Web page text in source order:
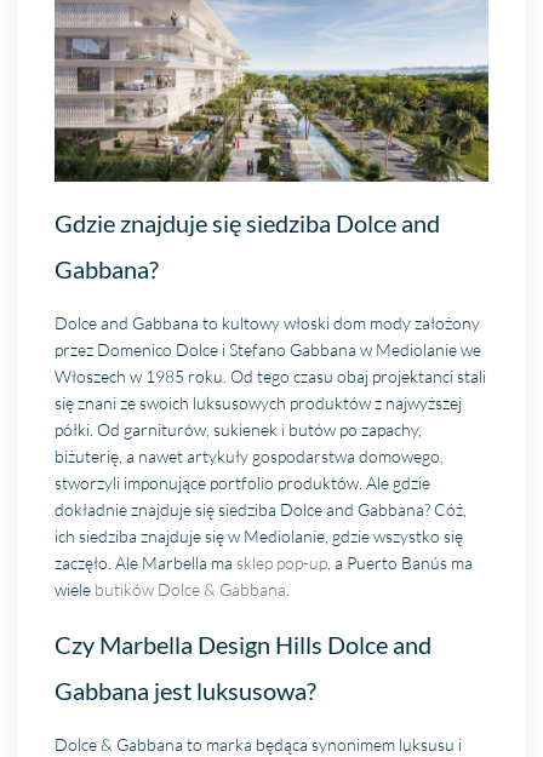
Gdzie znajduje się siedziba Dolce and
Gabbana?
Dolce and Gabbana to kultowy włoski dom mody założony
przez Domenico Dolce i Stefano Gabbana w Mediolanie we
Włoszech w 1985 roku. Od tego czasu obaj projektanci stali
się znani ze swoich luksusowych produktów z najwyższej
półki. Od garniturów, sukienek i butów po zapachy,
biżuterię, a nawet artykuły gospodarstwa domowego,
stworzyli imponujące portfolio produktów. Ale gdzie
dokładnie znajduje się siedziba Dolce and Gabbana? Cóż,
ich siedziba znajduje się w Mediolanie, gdzie wszystko się
zaczęło. Ale Marbella ma sklep pop-up, a Puerto Banús ma
wiele butików Dolce & Gabbana.
Czy Marbella Design Hills Dolce and
Gabbana jest luksusowa?
Dolce & Gabbana to marka będąca synonimem luksusu i